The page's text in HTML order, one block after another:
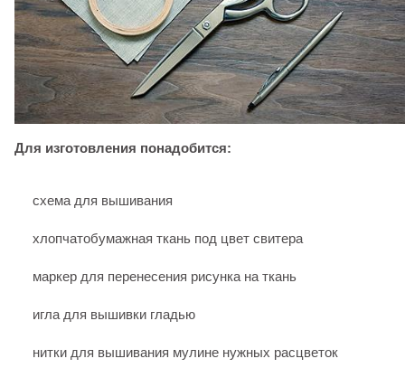
Для изготовления понадобится:
схема для вышивания
хлопчатобумажная ткань под цвет свитера
маркер для перенесения рисунка на ткань
игла для вышивки гладью
нитки для вышивания мулине нужных расцветок